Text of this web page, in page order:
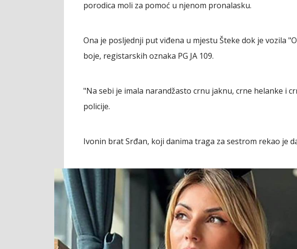
porodica moli za pomoć u njenom pronalasku.
Ona je posljednji put viđena u mjestu Šteke dok je vozila
boje, registarskih oznaka PG JA 109.
"Na sebi je imala narandžasto crnu jaknu, crne helanke i
policije.
Ivonin brat Srđan, koji danima traga za sestrom rekao je